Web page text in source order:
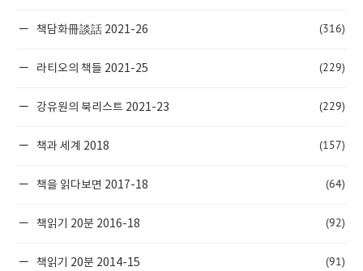
책담화冊談話 2021-26 (316)
라티오의 책들 2021-25 (229)
강유원의 북리스트 2021-23 (229)
책과 세계 2018 (157)
책을 읽다보면 2017-18 (64)
책읽기 20분 2016-18 (92)
책읽기 20분 2014-15 (91)